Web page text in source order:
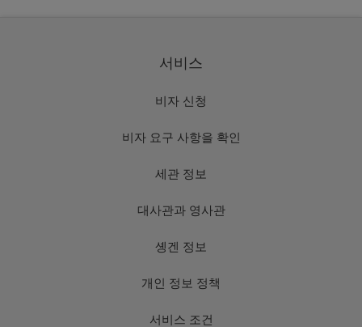
서비스
비자 신청
비자 요구 사항을 확인
세관 정보
대사관과 영사관
솅겐 정보
개인 정보 정책
서비스 조건